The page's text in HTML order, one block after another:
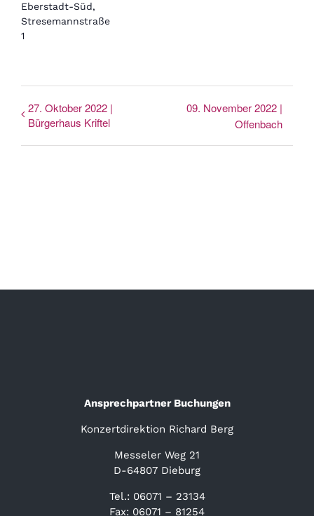
Eberstadt-Süd,
Stresemannstraße
1
27. Oktober 2022 |
Bürgerhaus Kriftel
09. November 2022 |
Offenbach
Ansprechpartner Buchungen
Konzertdirektion Richard Berg
Messeler Weg 21
D-64807 Dieburg
Tel.: 06071 – 23134
Fax: 06071 – 81254